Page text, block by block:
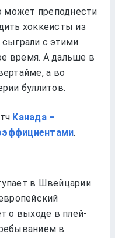
может преподнести
хоккеисты из
с этими
время. А дальше в
а во
буллитов.
Канада –
.
в Швейцарии
о выходе в плей-
в